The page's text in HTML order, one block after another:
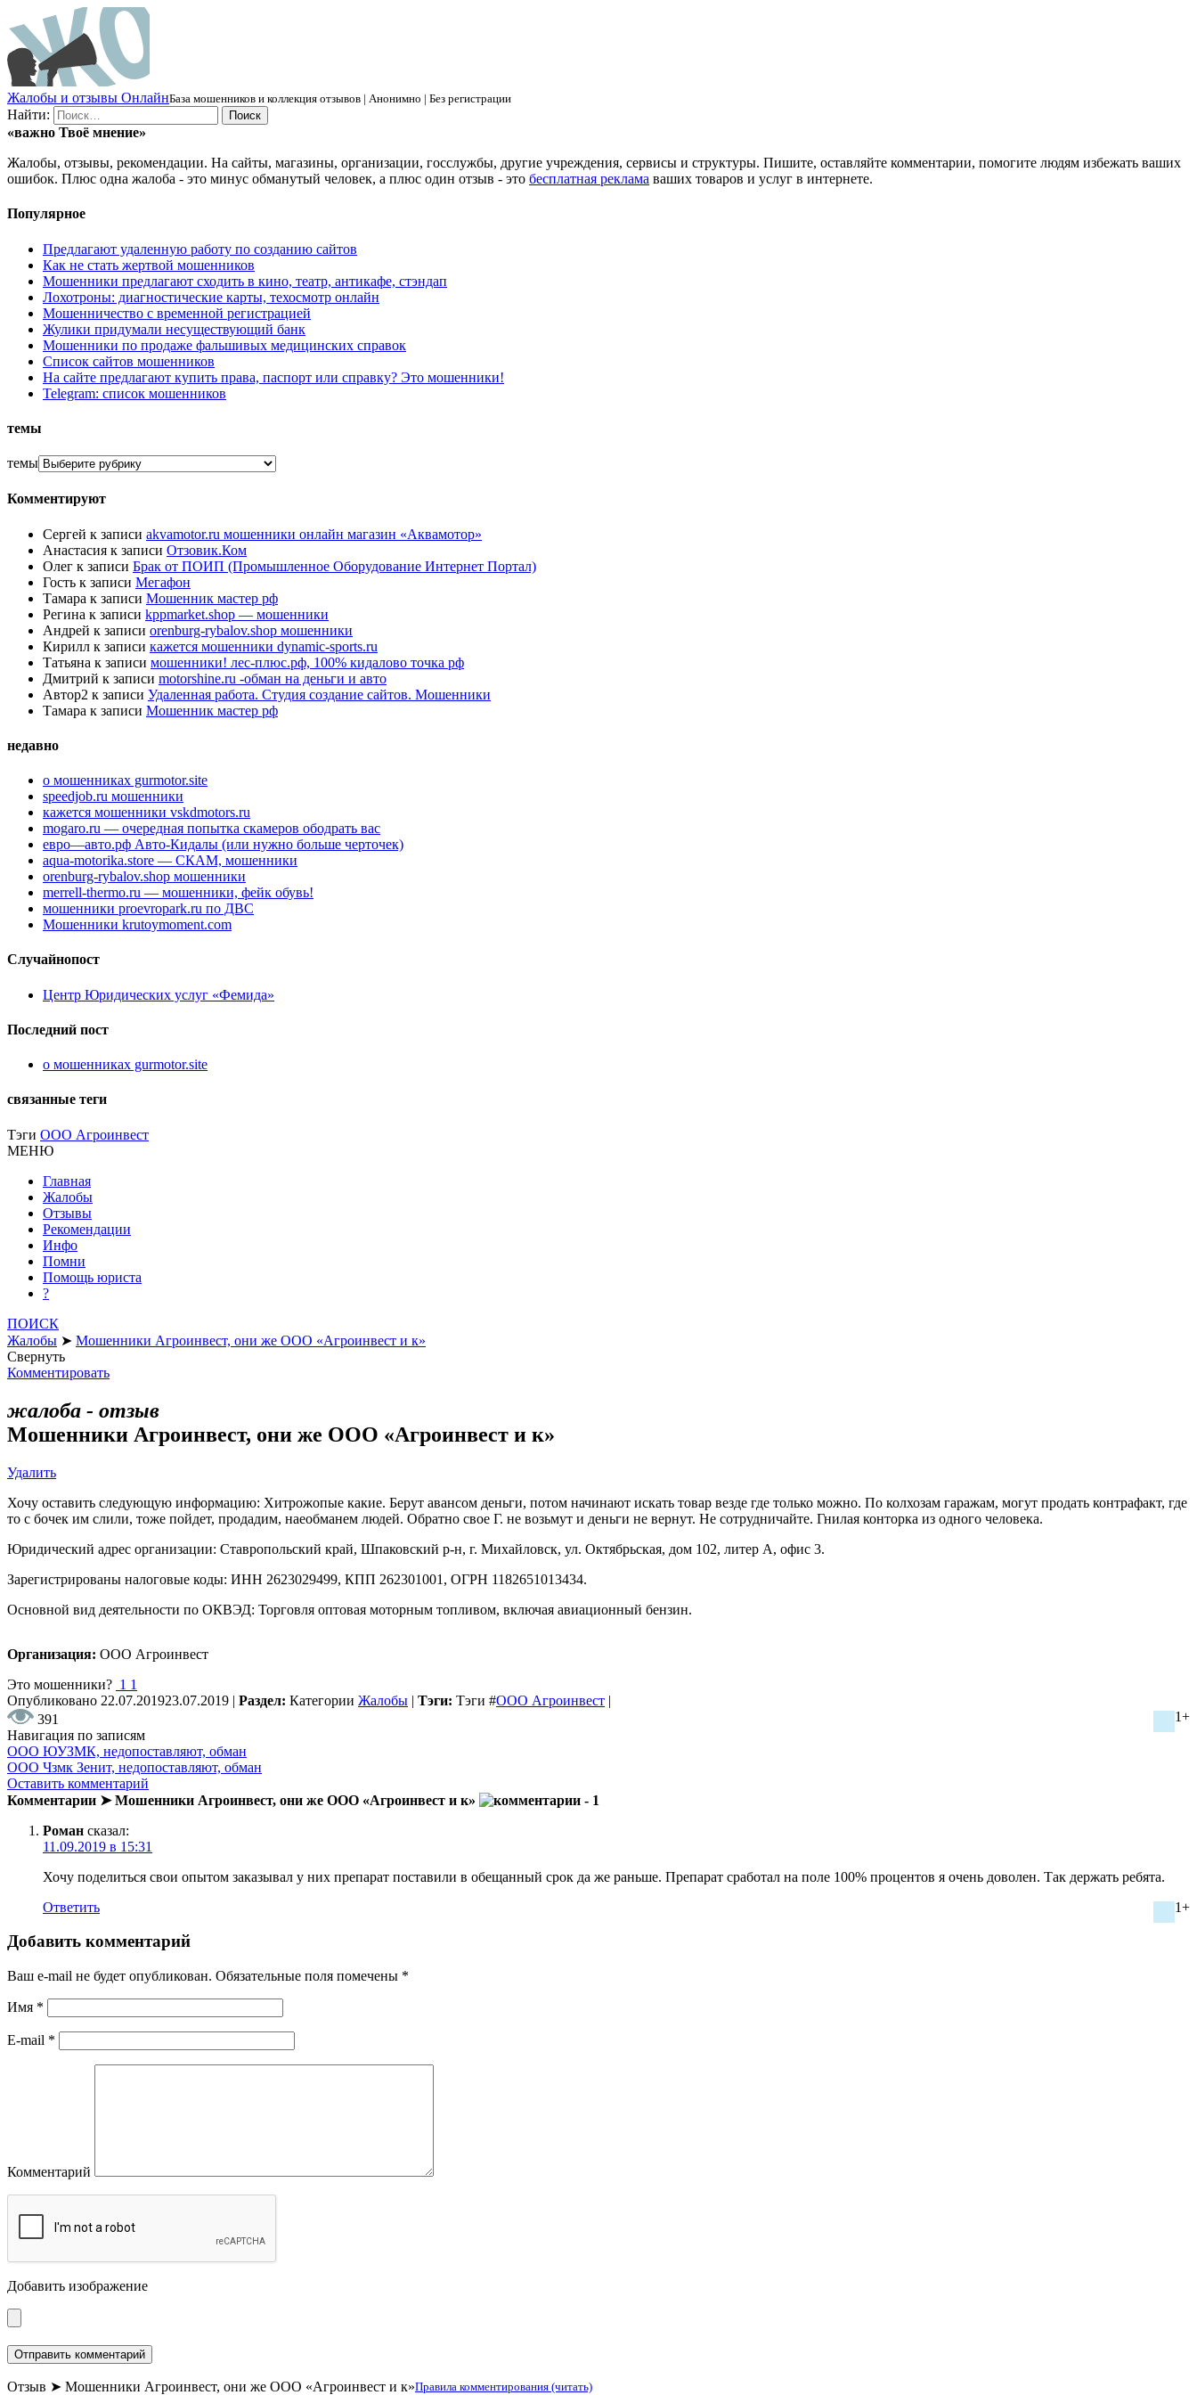
Жалобы и отзывы ОнлайнБаза мошенников и коллекция отзывов | Анонимно | Без регистрации
Найти:
«важно Твоё мнение»
Жалобы, отзывы, рекомендации. На сайты, магазины, организации, госслужбы, другие учреждения, сервисы и структуры. Пишите, оставляйте комментарии, помогите людям избежать ваших
ошибок. Плюс одна жалоба - это минус обманутый человек, а плюс один отзыв - это бесплатная реклама ваших товаров и услуг в интернете.
Популярное
Предлагают удаленную работу по созданию сайтов
Как не стать жертвой мошенников
Мошенники предлагают сходить в кино, театр, антикафе, стэндап
Лохотроны: диагностические карты, техосмотр онлайн
Мошенничество с временной регистрацией
Жулики придумали несуществующий банк
Мошенники по продаже фальшивых медицинских справок
Список сайтов мошенников
На сайте предлагают купить права, паспорт или справку? Это мошенники!
Telegram: список мошенников
темы
темы
Комментируют
Сергей к записи akvamotor.ru мошенники онлайн магазин «Аквамотор»
Анастасия к записи Отзовик.Ком
Олег к записи Брак от ПОИП (Промышленное Оборудование Интернет Портал)
Гость к записи Мегафон
Тамара к записи Мошенник мастер рф
Регина к записи kppmarket.shop — мошенники
Андрей к записи orenburg-rybalov.shop мошенники
Кирилл к записи кажется мошенники dynamic-sports.ru
Татьяна к записи мошенники! лес-плюс.рф, 100% кидалово точка рф
Дмитрий к записи motorshine.ru -обман на деньги и авто
Автор2 к записи Удаленная работа. Студия создание сайтов. Мошенники
Тамара к записи Мошенник мастер рф
недавно
о мошенниках gurmotor.site
speedjob.ru мошенники
кажется мошенники vskdmotors.ru
mogaro.ru — очередная попытка скамеров ободрать вас
евро—авто.рф Авто-Кидалы (или нужно больше черточек)
aqua-motorika.store — СКАМ, мошенники
orenburg-rybalov.shop мошенники
merrell-thermo.ru — мошенники, фейк обувь!
мошенники proevropark.ru по ДВС
Мошенники krutoymoment.com
Случайнопост
Центр Юридических услуг «Фемида»
Последний пост
о мошенниках gurmotor.site
связанные теги
Тэги ООО Агроинвест
МЕНЮ
Главная
Жалобы
Отзывы
Рекомендации
Инфо
Помни
Помощь юриста
?
ПОИСК
Жалобы ➤ Мошенники Агроинвест, они же ООО «Агроинвест и к»
Свернуть
Комментировать
жалоба - отзыв
Мошенники Агроинвест, они же ООО «Агроинвест и к»
Удалить
Хочу оставить следующую информацию: Хитрожопые какие. Берут авансом деньги, потом начинают искать товар везде где только можно. По колхозам гаражам, могут продать контрафакт, где
то с бочек им слили, тоже пойдет, продадим, наеобманем людей. Обратно свое Г. не возьмут и деньги не вернут. Не сотрудничайте. Гнилая конторка из одного человека.
Юридический адрес организации: Ставропольский край, Шпаковский р-н, г. Михайловск, ул. Октябрьская, дом 102, литер А, офис 3.
Зарегистрированы налоговые коды: ИНН 2623029499, КПП 262301001, ОГРН 1182651013434.
Основной вид деятельности по ОКВЭД: Торговля оптовая моторным топливом, включая авиационный бензин.
Организация: ООО Агроинвест
Это мошенники? 1 1
Опубликовано 22.07.201923.07.2019 | Раздел: Категории Жалобы | Тэги: Тэги #ООО Агроинвест |
391
1+
Навигация по записям
ООО ЮУЗМК, недопоставляют, обман
ООО Чзмк Зенит, недопоставляют, обман
Оставить комментарий
Комментарии ➤ Мошенники Агроинвест, они же ООО «Агроинвест и к»
- 1
Роман сказал:
11.09.2019 в 15:31
Хочу поделиться свои опытом заказывал у них препарат поставили в обещанный срок да же раньше. Препарат сработал на поле 100% процентов я очень доволен. Так держать ребята.
1+
Ответить
Добавить комментарий
Ваш e-mail не будет опубликован. Обязательные поля помечены *
Имя *
E-mail *
Комментарий
Добавить изображение
Правила комментирования (читать)
Отзыв ➤ Мошенники Агроинвест, они же ООО «Агроинвест и к»